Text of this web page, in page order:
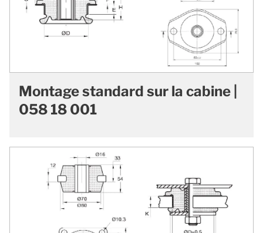
Montage standard sur la cabine |
058 18 001